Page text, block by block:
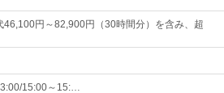
円～82,900円（30時間分）を含み、超
15:00～15:…